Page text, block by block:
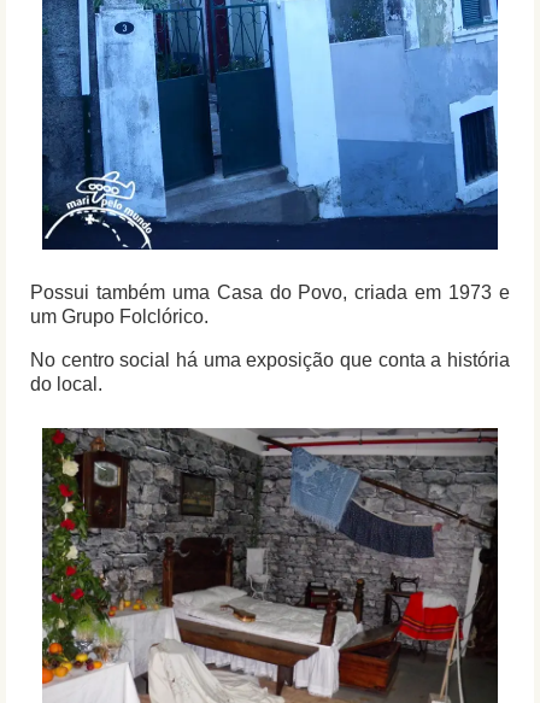
Possui também uma Casa do Povo, criada em 1973 e
um Grupo Folclórico.
No centro social há uma exposição que conta a história
do local.